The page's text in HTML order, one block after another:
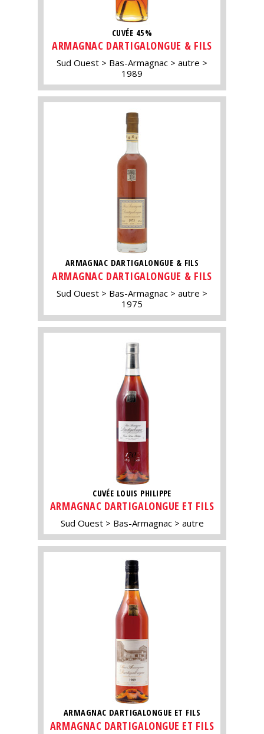
CUVÉE 45%
ARMAGNAC DARTIGALONGUE & FILS
Sud Ouest Bas-Armagnac
autre
1989
ARMAGNAC DARTIGALONGUE & FILS
ARMAGNAC DARTIGALONGUE & FILS
Sud Ouest Bas-Armagnac
autre
1975
CUVÉE LOUIS PHILIPPE
ARMAGNAC DARTIGALONGUE ET FILS
Sud Ouest Bas-Armagnac autre
ARMAGNAC DARTIGALONGUE ET FILS
ARMAGNAC DARTIGALONGUE ET FILS